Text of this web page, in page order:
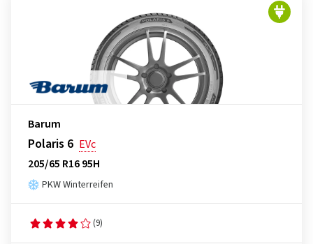
Barum
Polaris 6 EVc
205/65 R16 95H
PKW Winterreifen
(9)